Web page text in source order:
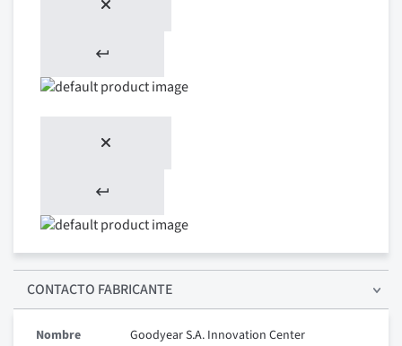
CONTACTO FABRICANTE
Nombre Goodyear S.A. Innovation Center